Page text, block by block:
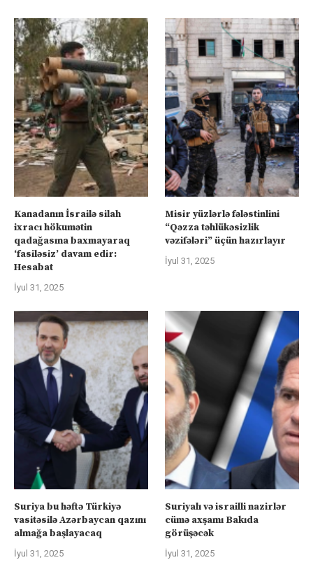
Kanadanın İsrailə silah
ixracı hökumətin
qadağasına baxmayaraq
‘fasiləsiz’ davam edir:
Hesabat
İyul 31, 2025
Misir yüzlərlə fələstinlini
“Qəzza təhlükəsizlik
vəzifələri” üçün hazırlayır
İyul 31, 2025
Suriya bu həftə Türkiyə
vasitəsilə Azərbaycan qazını
almağa başlayacaq
İyul 31, 2025
Suriyalı və israilli nazirlər
cümə axşamı Bakıda
görüşəcək
İyul 31, 2025